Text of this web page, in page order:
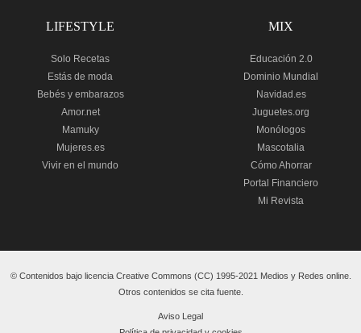
LIFESTYLE
Solo Recetas
Estás de moda
Bebés y embarazos
Amor.net
Mamuky
Mujeres.es
Vivir en el mundo
MIX
Educación 2.0
Dominio Mundial
Navidad.es
Juguetes.org
Monólogos
Mascotalia
Cómo Ahorrar
Portal Financiero
Mi Revista
© Contenidos bajo licencia Creative Commons (CC) 1995-2021 Medios y Redes online.
Otros contenidos se cita fuente.
Aviso Legal